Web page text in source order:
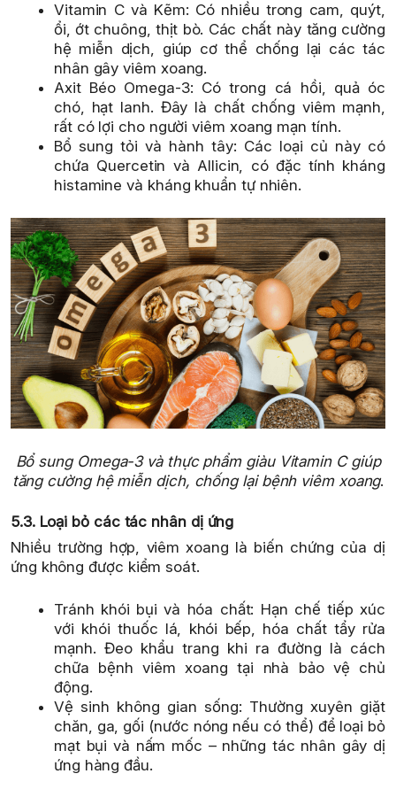
Vitamin C và Kẽm: Có nhiều trong cam, quýt,
ổi, ớt chuông, thịt bò. Các chất này tăng cường
hệ miễn dịch, giúp cơ thể chống lại các tác
nhân gây viêm xoang.
Axit Béo Omega-3: Có trong cá hồi, quả óc
chó, hạt lanh. Đây là chất chống viêm mạnh,
rất có lợi cho người viêm xoang mạn tính.
Bổ sung tỏi và hành tây: Các loại củ này có
chứa Quercetin và Allicin, có đặc tính kháng
histamine và kháng khuẩn tự nhiên.
Bổ sung Omega-3 và thực phẩm giàu Vitamin C giúp
tăng cường hệ miễn dịch, chống lại bệnh viêm xoang.
5.3. Loại bỏ các tác nhân dị ứng
Nhiều trường hợp, viêm xoang là biến chứng của dị
ứng không được kiểm soát.
Tránh khói bụi và hóa chất: Hạn chế tiếp xúc
với khói thuốc lá, khói bếp, hóa chất tẩy rửa
mạnh. Đeo khẩu trang khi ra đường là cách
chữa bệnh viêm xoang tại nhà bảo vệ chủ
động.
Vệ sinh không gian sống: Thường xuyên giặt
chăn, ga, gối (nước nóng nếu có thể) để loại bỏ
mạt bụi và nấm mốc – những tác nhân gây dị
ứng hàng đầu.